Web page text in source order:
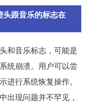
头跟音乐的标志在
和音乐标志，可能是
统崩溃。用户可以尝
进行系统恢复操作。
出现问题并不罕见，